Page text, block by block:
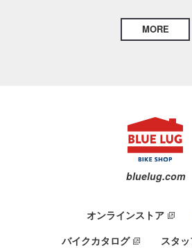
MORE
bluelug.com
オンラインストア
バイクカタログ
スタ